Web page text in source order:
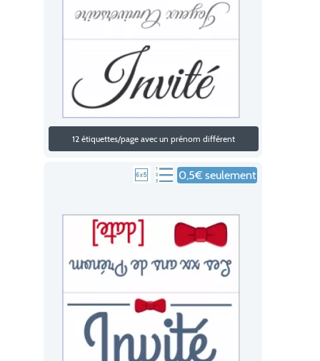
12 étiquettes/page avec un prénom différent
0,5€ seulement